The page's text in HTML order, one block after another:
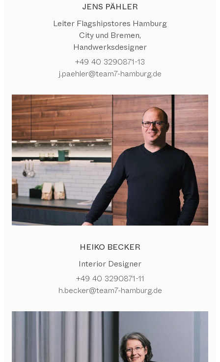
JENS PÄHLER
Leiter Flagshipstores Hamburg
City und Bremen,
Handwerksdesigner
+49 40 3290871-13
j.paehler@team7-hamburg.de
HEIKO BECKER
Interior Designer
+49 40 3290871-11
h.becker@team7-hamburg.de